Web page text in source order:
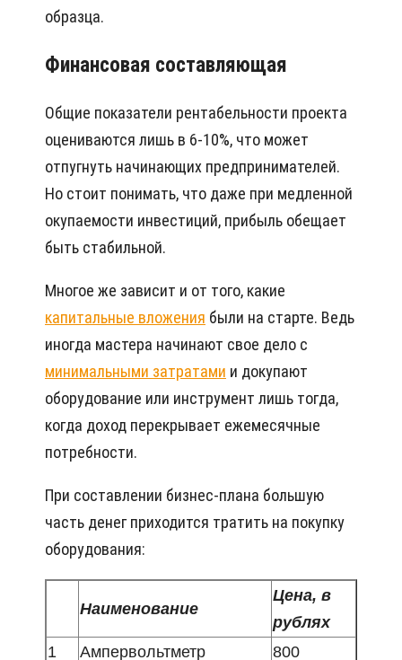
образца.
Финансовая составляющая
Общие показатели рентабельности проекта
оцениваются лишь в 6-10%, что может
отпугнуть начинающих предпринимателей.
Но стоит понимать, что даже при медленной
окупаемости инвестиций, прибыль обещает
быть стабильной.
Многое же зависит и от того, какие
капитальные вложения были на старте. Ведь
иногда мастера начинают свое дело с
минимальными затратами и докупают
оборудование или инструмент лишь тогда,
когда доход перекрывает ежемесячные
потребности.
При составлении бизнес-плана большую
часть денег приходится тратить на покупку
оборудования:
Наименование
Цена, в
рублях
1
Ампервольтметр 800